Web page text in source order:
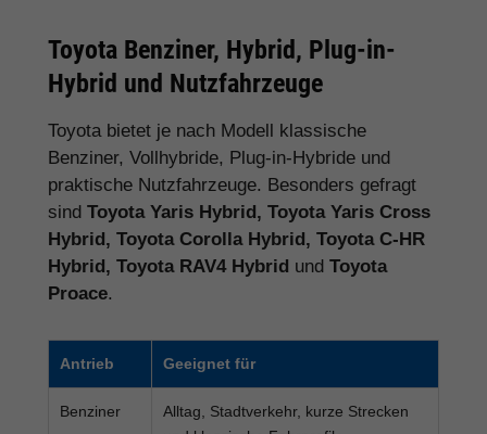
Toyota Benziner, Hybrid, Plug-in-
Hybrid und Nutzfahrzeuge
Toyota bietet je nach Modell klassische
Benziner, Vollhybride, Plug-in-Hybride und
praktische Nutzfahrzeuge. Besonders gefragt
sind Toyota Yaris Hybrid, Toyota Yaris Cross
Hybrid, Toyota Corolla Hybrid, Toyota C-HR
Hybrid, Toyota RAV4 Hybrid und Toyota
Proace.
Antrieb Geeignet für
Benziner
Alltag, Stadtverkehr, kurze Strecken